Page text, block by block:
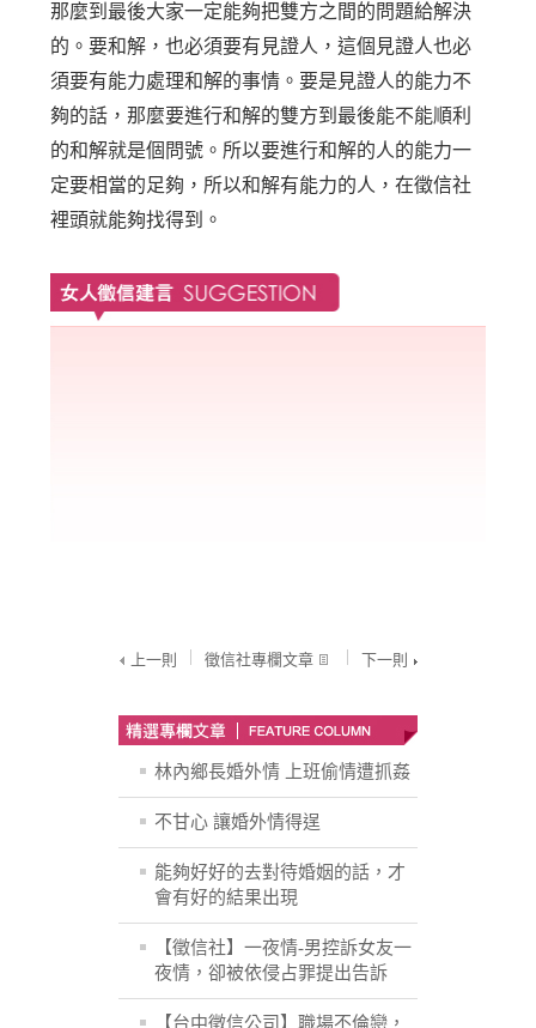
那麼到最後大家一定能夠把雙方之間的問題給解決
的。要和解，也必須要有見證人，這個見證人也必
須要有能力處理和解的事情。要是見證人的能力不
夠的話，那麼要進行和解的雙方到最後能不能順利
的和解就是個問號。所以要進行和解的人的能力一
定要相當的足夠，所以和解有能力的人，在徵信社
裡頭就能夠找得到。
上一則 徵信社專欄文章 下一則
林內鄉長婚外情 上班偷情遭抓姦
不甘心 讓婚外情得逞
能夠好好的去對待婚姻的話，才
會有好的結果出現
【徵信社】一夜情-男控訴女友一
夜情，卻被依侵占罪提出告訴
【台中徵信公司】職場不倫戀，